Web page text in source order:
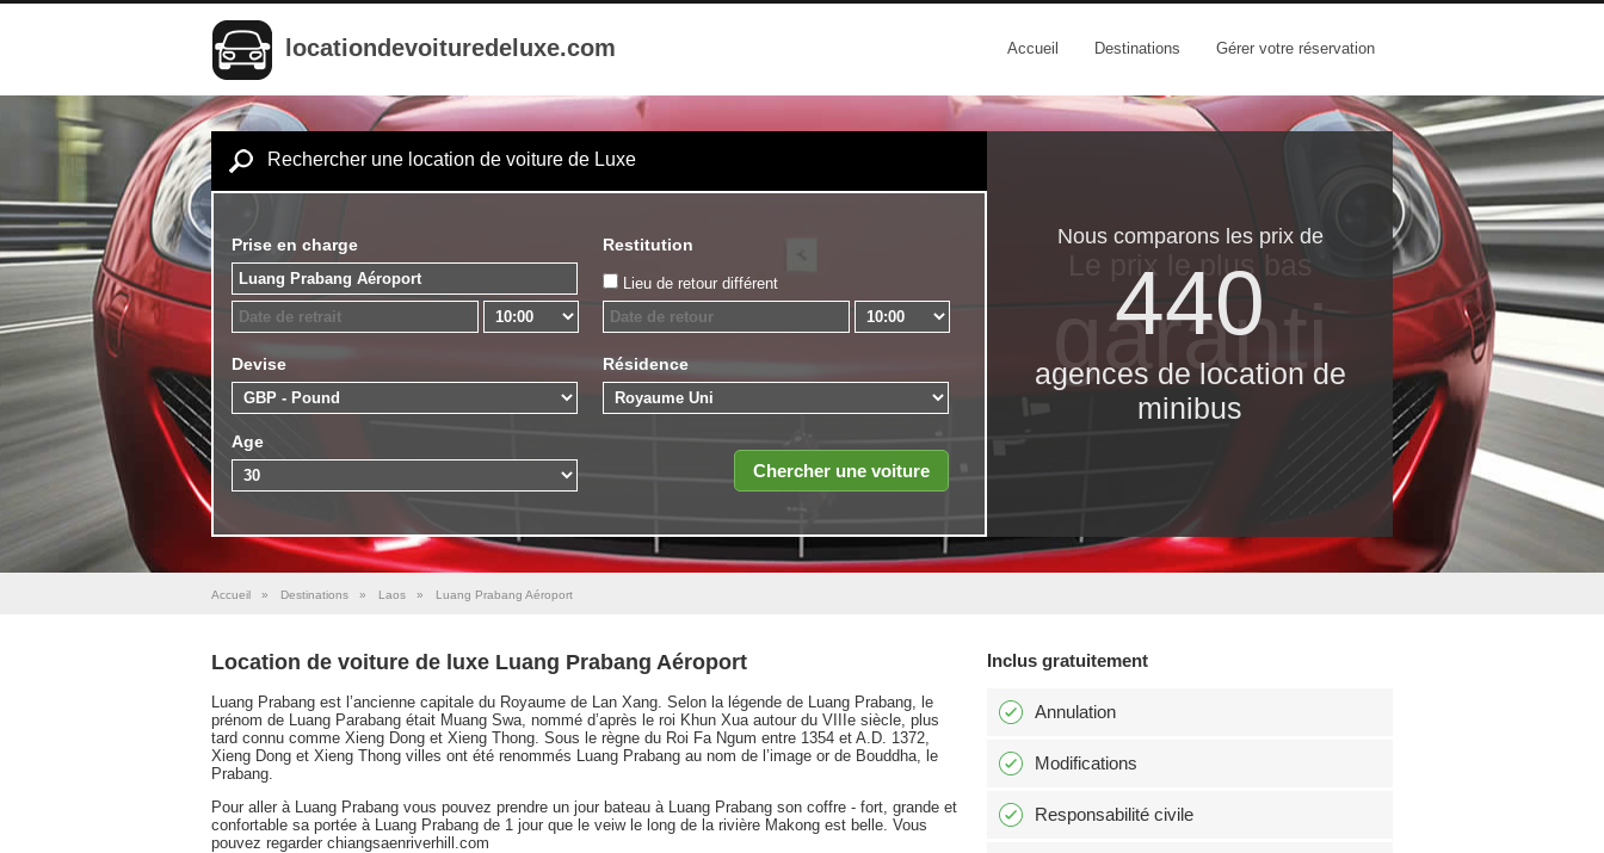
locationdevoituredeluxe.com Accueil Destinations Gérer votre réservation
Rechercher une location de voiture de Luxe
Prise en charge Restitution
Lieu de retour différent
Devise Résidence
Age
Nous comparons les prix de
440
agences de location de
minibus
Le prix le​ plus bas
garanti
Accueil » Destinations » Laos » Luang Prabang Aéroport
Location de voiture de luxe Luang Prabang Aéroport
Luang Prabang est l’ancienne capitale du Royaume de Lan Xang. Selon la légende de Luang Prabang, le
prénom de Luang Parabang était Muang Swa, nommé d’après le roi Khun Xua autour du VIIIe siècle, plus
tard connu comme Xieng Dong et Xieng Thong. Sous le règne du Roi Fa Ngum entre 1354 et A.D. 1372,
Xieng Dong et Xieng Thong villes ont été renommés Luang Prabang au nom de l’image or de Bouddha, le
Prabang.
Pour aller à Luang Prabang vous pouvez prendre un jour bateau à Luang Prabang son coffre - fort, grande et
confortable sa portée à Luang Prabang de 1 jour que le veiw le long de la rivière Makong est belle. Vous
pouvez regarder chiangsaenriverhill.com
Inclus gratuitement
Annulation
Modifications
Responsabilité civile